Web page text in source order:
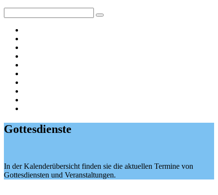
for:
Search
Gottesdienste
In der Kalenderübersicht finden sie die aktuellen Termine von
Gottesdiensten und Veranstaltungen.